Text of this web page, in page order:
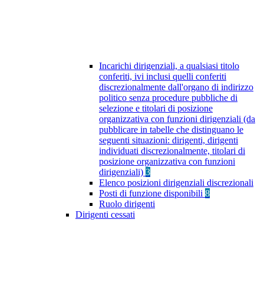
Incarichi dirigenziali, a qualsiasi titolo
conferiti, ivi inclusi quelli conferiti
discrezionalmente dall'organo di indirizzo
politico senza procedure pubbliche di
selezione e titolari di posizione
organizzativa con funzioni dirigenziali (da
pubblicare in tabelle che distinguano le
seguenti situazioni: dirigenti, dirigenti
individuati discrezionalmente, titolari di
posizione organizzativa con funzioni
dirigenziali) 3
Elenco posizioni dirigenziali discrezionali
Posti di funzione disponibili 8
Ruolo dirigenti
Dirigenti cessati